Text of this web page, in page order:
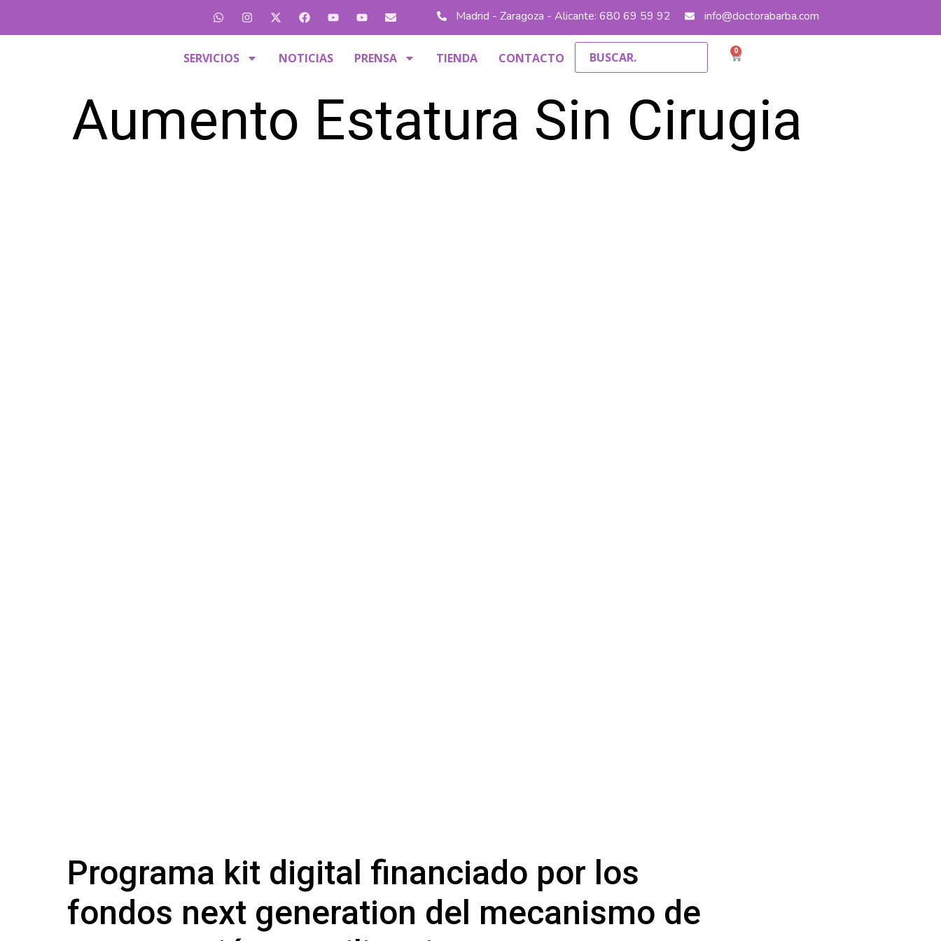
Madrid - Zaragoza - Alicante: 680 69 59 92 info@doctorabarba.com
SERVICIOS NOTICIAS PRENSA TIENDA CONTACTO 0
Aumento Estatura Sin Cirugia
Programa kit digital financiado por los
fondos next generation del mecanismo de